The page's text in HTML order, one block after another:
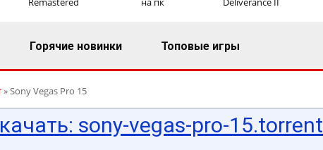
Горячие новинки Топовые игры
» Sony Vegas Pro 15
sony-vegas-pro-15.torrent